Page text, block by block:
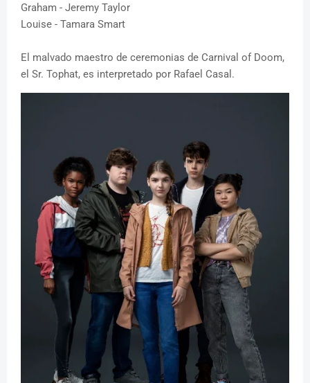
Graham - Jeremy Taylor
Louise - Tamara Smart
El malvado maestro de ceremonias de Carnival of Doom,
el Sr. Tophat, es interpretado por Rafael Casal.